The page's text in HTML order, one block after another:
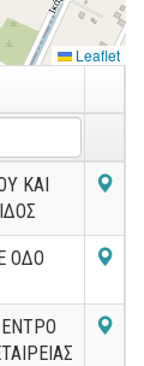
Leaflet
ΚΑΙ
ΟΔΟ